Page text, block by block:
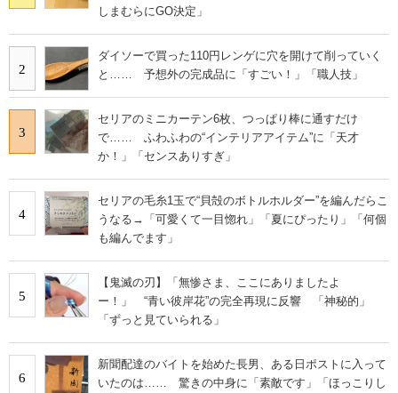
しまむらにGO決定」
2
ダイソーで買った110円レンゲに穴を開けて削っていく
と…… 予想外の完成品に「すごい！」「職人技」
3
セリアのミニカーテン6枚、つっぱり棒に通すだけ
で…… ふわふわの“インテリアアイテム”に「天才
か！」「センスありすぎ」
4
セリアの毛糸1玉で“貝殻のボトルホルダー”を編んだらこ
うなる→「可愛くて一目惚れ」「夏にぴったり」「何個
も編んでます」
5
【鬼滅の刃】「無惨さま、ここにありましたよ
ー！」 “青い彼岸花”の完全再現に反響 「神秘的」
「ずっと見ていられる」
6
新聞配達のバイトを始めた長男、ある日ポストに入って
いたのは…… 驚きの中身に「素敵です」「ほっこりし